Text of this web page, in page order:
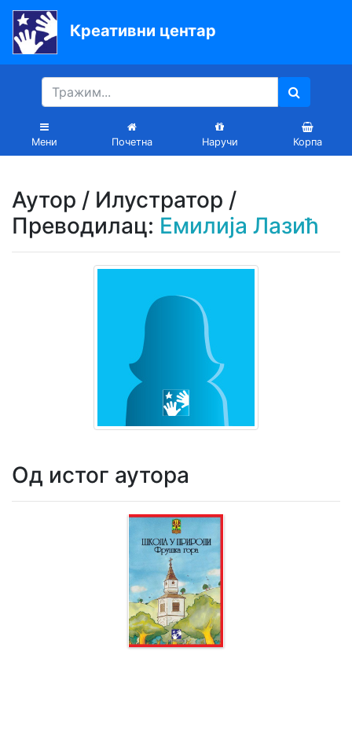
Креативни центар
Мени Почетна Наручи Корпа
Почетна
Књиге
Уџбеници
вртиће
Лектира
Акције
Аутор / Илустратор /
Преводилац: Емилија Лазић
Од истог аутора